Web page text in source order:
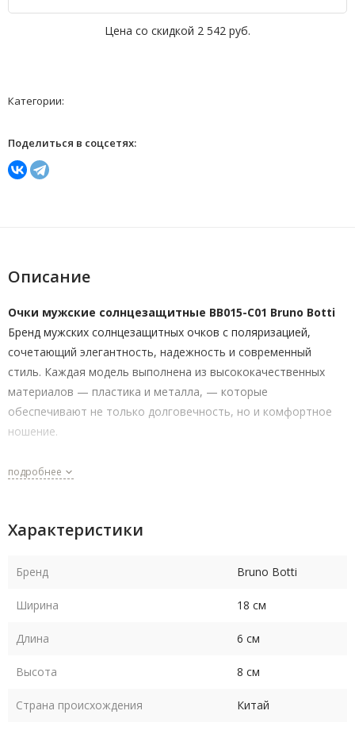
Цена со скидкой 2 542 руб.
Категории:
Поделиться в соцсетях:
Описание
Очки мужские солнцезащитные BB015-C01 Bruno Botti
Бренд мужских солнцезащитных очков с поляризацией,
сочетающий элегантность, надежность и современный
стиль. Каждая модель выполнена из высококачественных
материалов — пластика и металла, — которые
обеспечивают не только долговечность, но и комфортное
ношение.
Каждая модель продумана до мелочей, чтобы обеспечить
лица, создавая оправы, которые удобно сидят и не создают
Bruno Botti — выбор тех, кто ценит стиль, качество и
подробнее
Характеристики
Бренд Bruno Botti
Ширина 18 см
Длина 6 см
Высота 8 см
Страна происхождения Китай